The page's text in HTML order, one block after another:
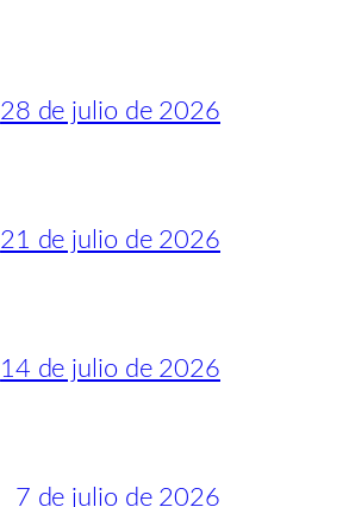
28 de julio de 2026
21 de julio de 2026
14 de julio de 2026
7 de julio de 2026